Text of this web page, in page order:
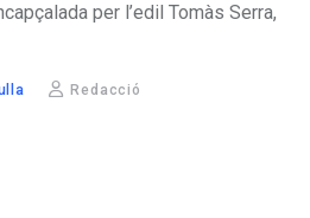
per l’edil Tomàs Serra,
Redacció